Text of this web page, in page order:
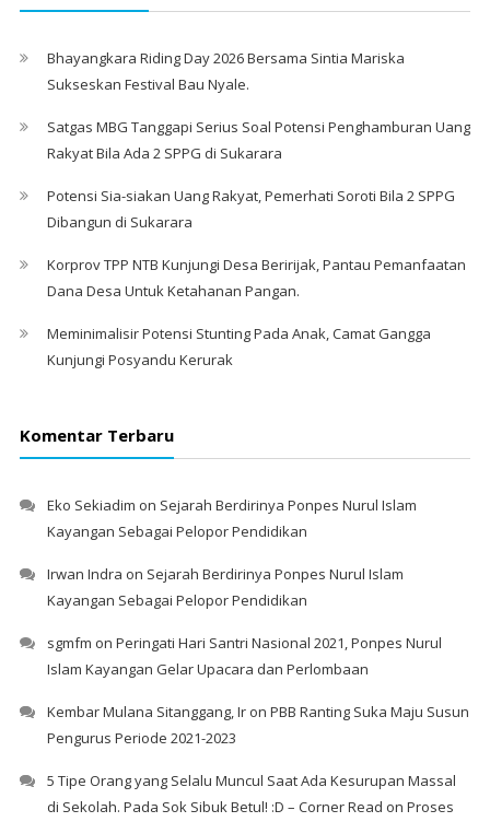
Bhayangkara Riding Day 2026 Bersama Sintia Mariska
Sukseskan Festival Bau Nyale. ‎
Satgas MBG Tanggapi Serius Soal Potensi Penghamburan Uang
Rakyat Bila Ada 2 SPPG di Sukarara
Potensi Sia-siakan Uang Rakyat, Pemerhati Soroti Bila 2 SPPG
Dibangun di Sukarara
Korprov TPP NTB Kunjungi Desa Beririjak, Pantau Pemanfaatan
Dana Desa Untuk Ketahanan Pangan.
Meminimalisir Potensi Stunting Pada Anak, Camat Gangga
Kunjungi Posyandu Kerurak
Komentar Terbaru
Eko Sekiadim on Sejarah Berdirinya Ponpes Nurul Islam
Kayangan Sebagai Pelopor Pendidikan
Irwan Indra on Sejarah Berdirinya Ponpes Nurul Islam
Kayangan Sebagai Pelopor Pendidikan
sgmfm on Peringati Hari Santri Nasional 2021, Ponpes Nurul
Islam Kayangan Gelar Upacara dan Perlombaan
Kembar Mulana Sitanggang, Iron PBB Ranting Suka Maju Susun
Pengurus Periode 2021-2023
5 Tipe Orang yang Selalu Muncul Saat Ada Kesurupan Massal
di Sekolah. Pada Sok Sibuk Betul! :D – Corner Read on Proses